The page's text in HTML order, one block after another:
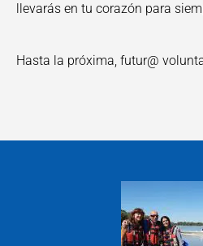
llevarás en tu corazón para
Hasta la próxima, futur@